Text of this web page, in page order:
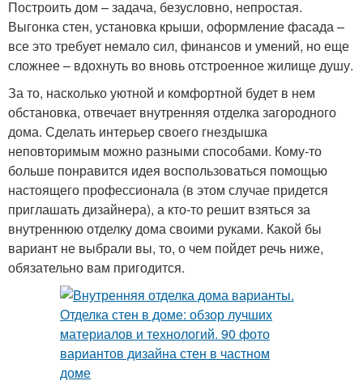
Построить дом – задача, безусловно, непростая.
Выгонка стен, установка крыши, оформление фасада –
все это требует немало сил, финансов и умений, но еще
сложнее – вдохнуть во вновь отстроенное жилище душу.
За то, насколько уютной и комфортной будет в нем
обстановка, отвечает внутренняя отделка загородного
дома. Сделать интерьер своего гнездышка
неповторимым можно разными способами. Кому-то
больше понравится идея воспользоваться помощью
настоящего профессионала (в этом случае придется
приглашать дизайнера), а кто-то решит взяться за
внутреннюю отделку дома своими руками. Какой бы
вариант не выбрали вы, то, о чем пойдет речь ниже,
обязательно вам пригодится.